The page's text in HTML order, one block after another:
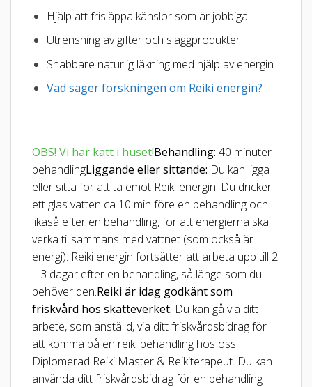
Hjälp att frisläppa känslor som är jobbiga
Utrensning av gifter och slaggprodukter
Snabbare naturlig läkning med hjälp av energin
Vad säger forskningen om Reiki energin?
OBS! Vi har katt i huset!Behandling: 40 minuter
behandlingLiggande eller sittande: Du kan ligga
eller sitta för att ta emot Reiki energin. Du dricker
ett glas vatten ca 10 min före en behandling och
likaså efter en behandling, för att energierna skall
verka tillsammans med vattnet (som också är
energi). Reiki energin fortsätter att arbeta upp till 2
– 3 dagar efter en behandling, så länge som du
behöver den.Reiki är idag godkänt som
friskvård hos skatteverket. Du kan gå via ditt
arbete, som anställd, via ditt friskvårdsbidrag för
att komma på en reiki behandling hos oss.
Diplomerad Reiki Master & Reikiterapeut. Du kan
använda ditt friskvårdsbidrag för en behandling